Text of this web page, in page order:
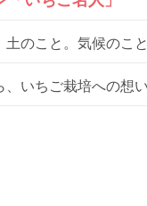
土のこと。気候のこ
いちご栽培への想